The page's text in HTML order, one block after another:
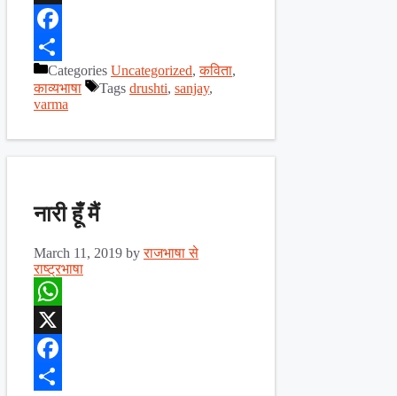
X
Facebook
ShareCategories Uncategorized,कविता,
काव्यभाषा
Tags drushti, sanjay,
varma
नारी हूँ मैं
March 11, 2019 byराजभाषा से
राष्ट्रभाषा
WhatsApp
X
Facebook